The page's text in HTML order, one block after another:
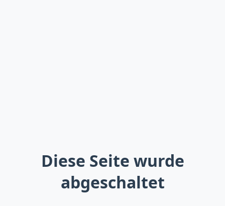
Diese Seite wurde
abgeschaltet